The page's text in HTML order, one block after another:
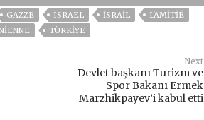
GAZZE ISRAEL İSRAIL
L'AMITIÉ
TÜRKİYE
Next
Devlet başkanı Turizm ve
Spor Bakanı Ermek
Marzhikpayev’i kabul etti